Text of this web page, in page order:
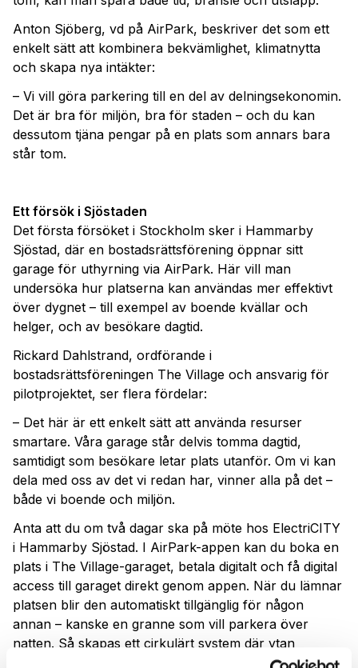
Anton Sjöberg, vd på AirPark, beskriver det som ett
enkelt sätt att kombinera bekvämlighet, klimatnytta
och skapa nya intäkter:
– Vi vill göra parkering till en del av delningsekonomin.
Det är bra för miljön, bra för staden – och du kan
dessutom tjäna pengar på en plats som annars bara
står tom.
Ett försök i Sjöstaden
Det första försöket i Stockholm sker i Hammarby
Sjöstad, där en bostadsrättsförening öppnar sitt
garage för uthyrning via AirPark. Här vill man
undersöka hur platserna kan användas mer effektivt
över dygnet – till exempel av boende kvällar och
helger, och av besökare dagtid.
Rickard Dahlstrand, ordförande i
bostadsrättsföreningen The Village och ansvarig för
pilotprojektet, ser flera fördelar:
– Det här är ett enkelt sätt att använda resurser
smartare. Våra garage står delvis tomma dagtid,
samtidigt som besökare letar plats utanför. Om vi kan
dela med oss av det vi redan har, vinner alla på det –
både vi boende och miljön.
Anta att du om två dagar ska på möte hos ElectriCITY
i Hammarby Sjöstad. I AirPark-appen kan du boka en
plats i The Village-garaget, betala digitalt och få digital
access till garaget direkt genom appen. När du lämnar
platsen blir den automatiskt tillgänglig för någon
annan – kanske en granne som vill parkera över
natten. Så skapas ett cirkulärt system där ytan
används bättre, utan att någon behöver bygga nytt.